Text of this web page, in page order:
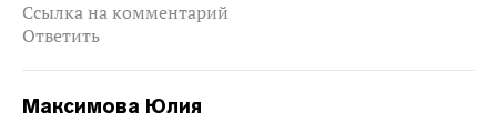
Ссылка на комментарий
Ответить
Максимова Юлия